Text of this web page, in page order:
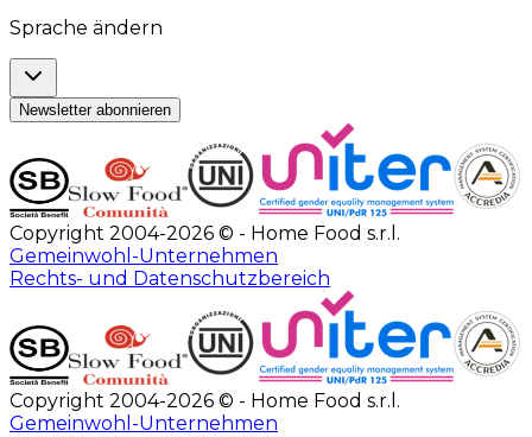
Sprache ändern
Newsletter abonnieren
Copyright 2004-2026 © - Home Food s.r.l.
Gemeinwohl-Unternehmen
Rechts- und Datenschutzbereich
Copyright 2004-2026 © - Home Food s.r.l.
Gemeinwohl-Unternehmen